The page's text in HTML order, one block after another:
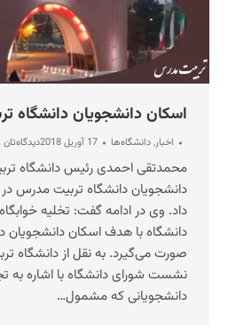
اسکان دانشجویان دانشگاه
اخبار,دانشگاه‌ها 17 آوریل 2018 دیدگاه‌تان
محمدتقی احمدی رئیس دانشگاه
دانشجویان دانشگاه تربیت مدرس
داد. وی در ادامه گفت: تخلیه
دانشگاه با هدف اسکان دانشجویان
صورت می‌گیرد. به نقل از دانشگاه
نشست شورای دانشگاه با اشاره به
دانشجویانی که مشمول…